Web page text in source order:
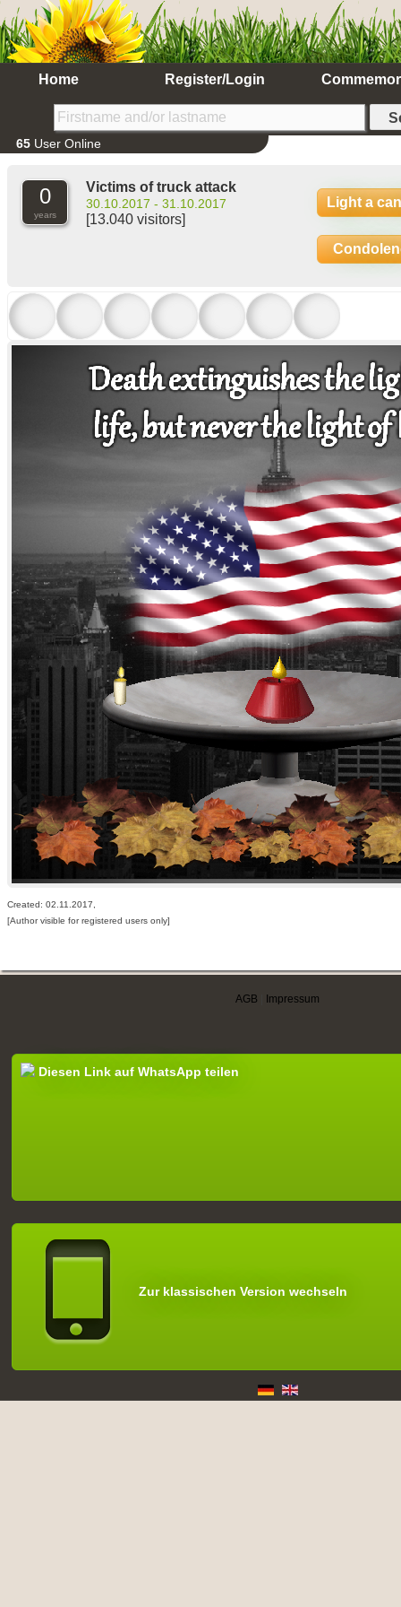
Home Register/Login
65 User Online
0
years
Victims of truck attack
30.10.2017 - 31.10.2017
[13.040 visitors]
Light a
Created: 02.11.2017,
[Author visible for registered users only]
AGB Impressum
Diesen Link auf WhatsApp teilen
Zur klassischen Version wechseln